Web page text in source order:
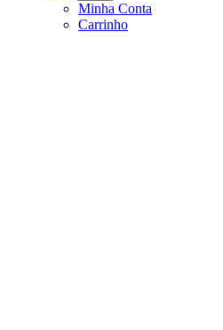
Minha Conta
Carrinho